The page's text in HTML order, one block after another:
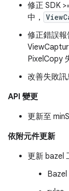
修正 SDK
中，
修正錯誤
PixelCopy
改善失敗訊
API 變更
更新至
依附元件更新
更新 bazel
Bazel